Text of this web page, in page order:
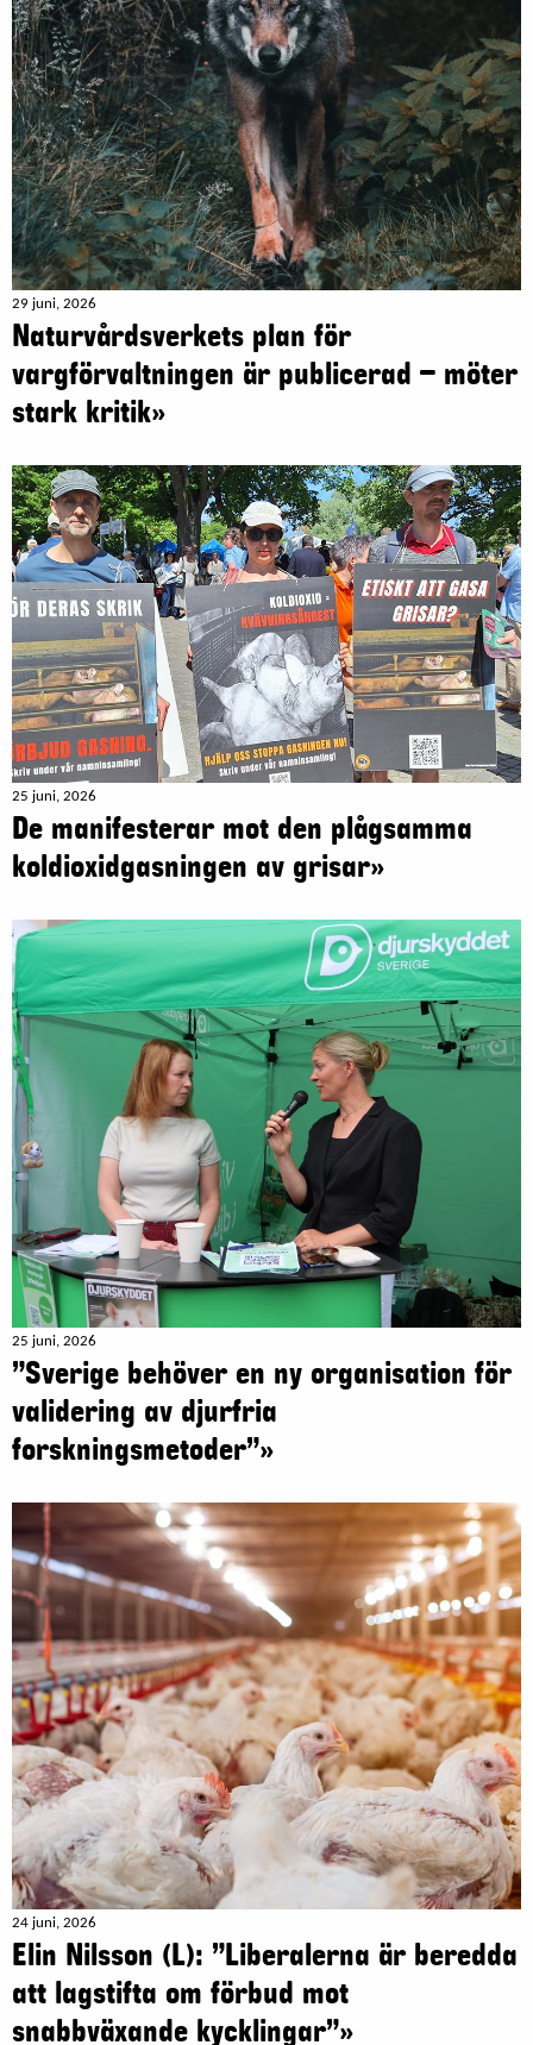
29 juni, 2026
Naturvårdsverkets plan för
vargförvaltningen är publicerad – möter
stark kritik»
25 juni, 2026
De manifesterar mot den plågsamma
koldioxidgasningen av grisar»
25 juni, 2026
”Sverige behöver en ny organisation för
validering av djurfria
forskningsmetoder”»
24 juni, 2026
Elin Nilsson (L): ”Liberalerna är beredda
att lagstifta om förbud mot
snabbväxande kycklingar”»